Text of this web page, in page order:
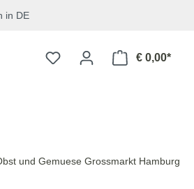
in DE
€ 0,00*
und Gemuese Grossmarkt Hamburg